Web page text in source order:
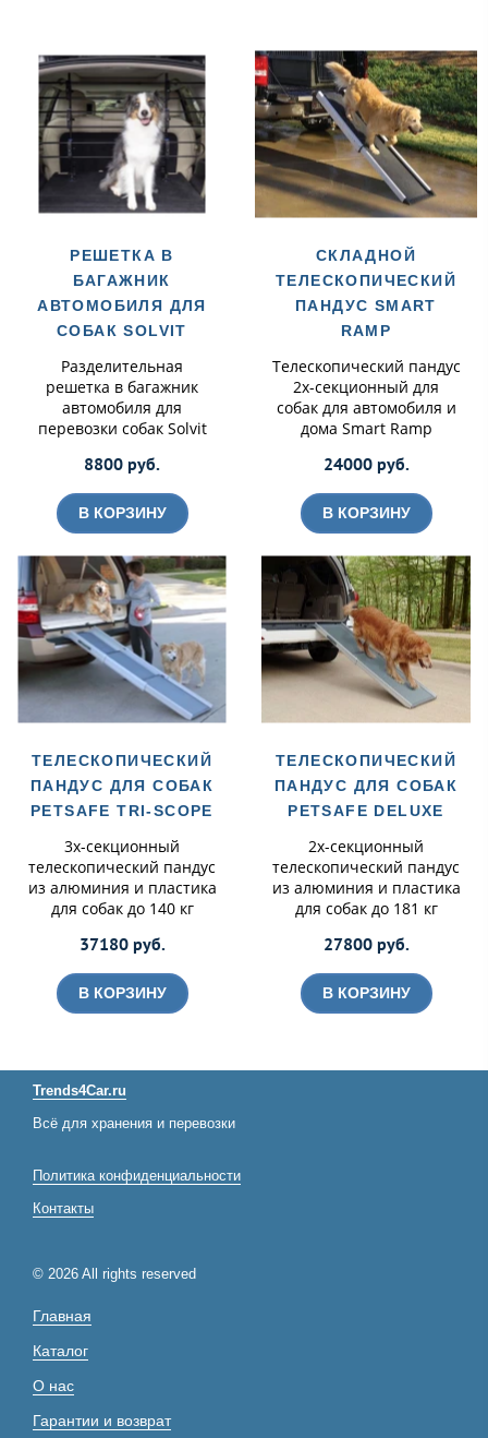
РЕШЕТКА В
БАГАЖНИК
АВТОМОБИЛЯ ДЛЯ
СОБАК SOLVIT
Разделительная
решетка в багажник
автомобиля для
перевозки собак Solvit
8800 руб.
В КОРЗИНУ
СКЛАДНОЙ
ТЕЛЕСКОПИЧЕСКИЙ
ПАНДУС SMART
RAMP
Телескопический пандус
2х-секционный для
собак для автомобиля и
дома Smart Ramp
24000 руб.
В КОРЗИНУ
ТЕЛЕСКОПИЧЕСКИЙ
ПАНДУС ДЛЯ СОБАК
PETSAFE TRI-SCOPE
3х-секционный
телескопический пандус
из алюминия и пластика
для собак до 140 кг
37180 руб.
В КОРЗИНУ
ТЕЛЕСКОПИЧЕСКИЙ
ПАНДУС ДЛЯ СОБАК
PETSAFE DELUXE
2х-секционный
телескопический пандус
из алюминия и пластика
для собак до 181 кг
27800 руб.
В КОРЗИНУ
Trends4Car.ru
Всё для хранения и перевозки
Политика конфиденциальности
Контакты
© 2026 All rights reserved
Главная
Каталог
О нас
Гарантии и возврат